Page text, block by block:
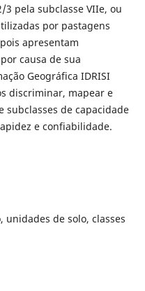
pela subclasse VIIe, ou
por pastagens
apresentam
causa de sua
Geográfica IDRISI
discriminar, mapear e
subclasses de capacidade
e confiabilidade.
unidades de solo, classes